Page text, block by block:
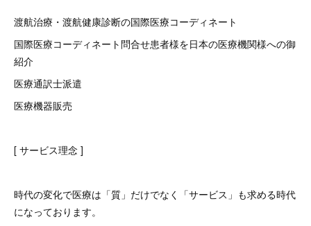
渡航治療・渡航健康診断の国際医療コーディネート
国際医療コーディネート問合せ患者様を日本の医療機関様への御
紹介
医療通訳士派遣
医療機器販売
[ サービス理念 ]
時代の変化で医療は「質」だけでなく「サービス」も求める時代
になっております。